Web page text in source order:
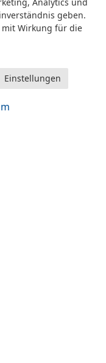
geben.
Wirkung für die
Einstellungen